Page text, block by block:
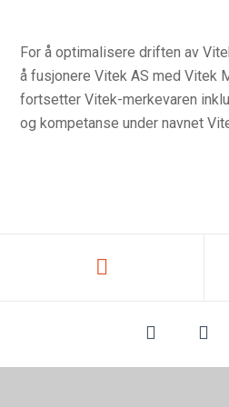
For å optimalisere driften av
å fusjonere Vitek AS med Vitek
fortsetter Vitek-merkevaren
og kompetanse under navnet